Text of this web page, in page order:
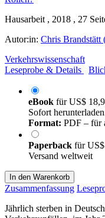
Hausarbeit , 2018 , 27
Autor:in: Chris Brandstätt
Verkehrswissenschaft
Leseprobe & Details
eBook fürUS$
Sofort
Format: PDF – für
Paperback für
Versand weltweit
In den Warenkorb
Zusammenfassung
Jährlich sterben in